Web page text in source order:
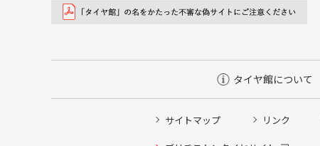
タイヤ館について
サイトマップ リンク
タイヤ点検・安全点検/タイヤ履き替え/オイル交換/その